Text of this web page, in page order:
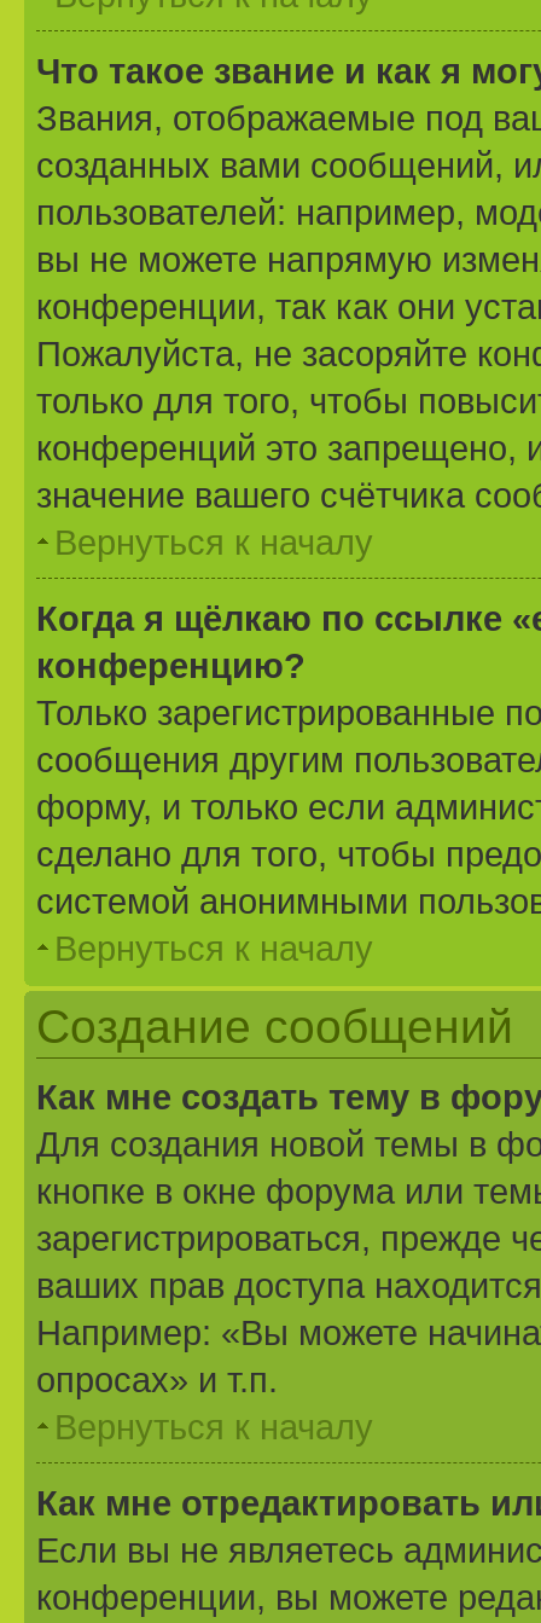
Что такое звание и как я
Звания, отображаемые под
созданных вами сообщений,
пользователей: например,
вы не можете напрямую
конференции, так как они
Пожалуйста, не засоряйте
только для того, чтобы
конференций это запрещено,
значение вашего счётчика
Вернуться к началу
Когда я щёлкаю по ссылке
конференцию?
Только зарегистрированные
сообщения другим
форму, и только если
сделано для того, чтобы
системой анонимными
Вернуться к началу
Создание сообщений
Как мне создать тему в
Для создания новой темы в
кнопке в окне форума или
зарегистрироваться, прежде
ваших прав доступа
Например: «Вы можете
опросах» и т.п.
Вернуться к началу
Как мне отредактировать
Если вы не являетесь
конференции, вы можете